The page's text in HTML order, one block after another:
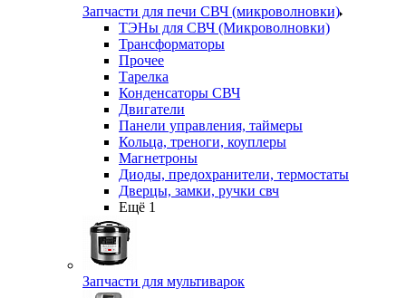
Запчасти для печи СВЧ (микроволновки)
ТЭНы для СВЧ (Микроволновки)
Трансформаторы
Прочее
Тарелка
Конденсаторы СВЧ
Двигатели
Панели управления, таймеры
Кольца, треноги, коуплеры
Магнетроны
Диоды, предохранители, термостаты
Дверцы, замки, ручки свч
Ещё 1
Запчасти для мультиварок